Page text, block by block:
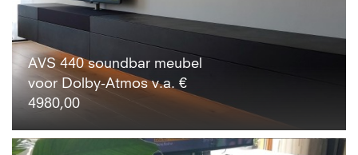
AVS 440 soundbar meubel
voor Dolby-Atmos v.a. €
4980,00